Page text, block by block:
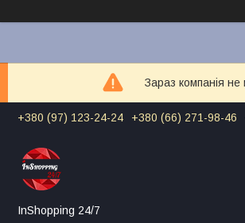
Зараз компанія
+380 (97) 123-24-24 +380 (66) 271-98-46
InShopping 24/7